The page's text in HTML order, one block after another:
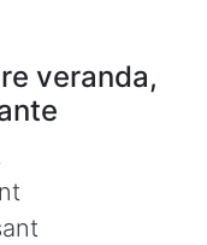
veranda,